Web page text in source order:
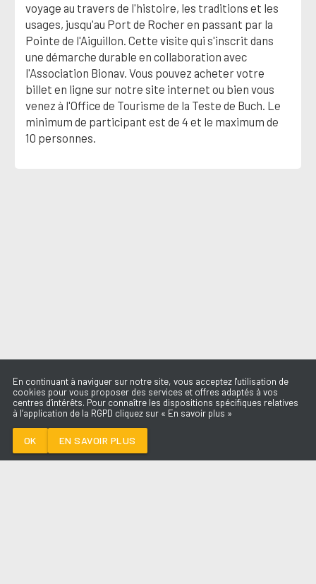
TANT PIS POUR
voyage au travers de l'histoire, les traditions et les
usages, jusqu'au Port de Rocher en passant par la
Pointe de l'Aiguillon. Cette visite qui s'inscrit dans
une démarche durable en collaboration avec
l'Association Bionav. Vous pouvez acheter votre
billet en ligne sur notre site internet ou bien vous
venez à l'Office de Tourisme de la Teste de Buch. Le
minimum de participant est de 4 et le maximum de
10 personnes.
En continuant à naviguer sur notre site, vous acceptez l'utilisation de
cookies pour vous proposer des services et offres adaptés à vos
centres d'intérêts. Pour connaître les dispositions spécifiques relatives
à l’application de la RGPD cliquez sur « En savoir plus »
OK EN SAVOIR PLUS